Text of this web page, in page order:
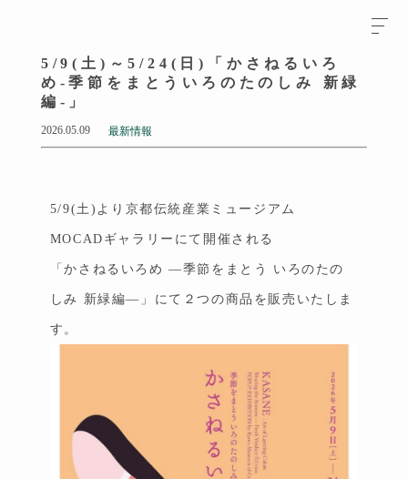
5/9(土)～5/24(日)「かさねるいろ
め-季節をまとういろのたのしみ 新緑
編-」
2026.05.09 最新情報
5/9(土)より京都伝統産業ミュージアム
MOCADギャラリーにて開催される
「かさねるいろめ ―季節をまとう いろのたの
しみ 新緑編―」にて２つの商品を販売いたしま
す。